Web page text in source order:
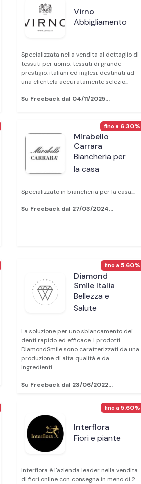
Virno
Abbigliamento
Specializzata nella vendita al dettaglio di
tessuti per uomo, tessuti di grande
prestigio, italiani ed inglesi, destinati ad
una clientela accuratamente selezio...
Su Freeback dal 04/11/2025...
Mirabello
Carrara
Biancheria per
la casa
Specializzato in biancheria per la casa....
Su Freeback dal 27/03/2024...
fino a 6.30%
Diamond
Smile Italia
Bellezza e
Salute
La soluzione per uno sbiancamento dei
denti rapido ed efficace. I prodotti
DiamondSmile sono caratterizzati da una
produzione di alta qualità e da
ingredienti ...
Su Freeback dal 23/06/2022...
fino a 5.60%
Interflora
Fiori e piante
Interflora è l'azienda leader nella vendita
di fiori online con consegna in meno di 2
fino a 5.60%